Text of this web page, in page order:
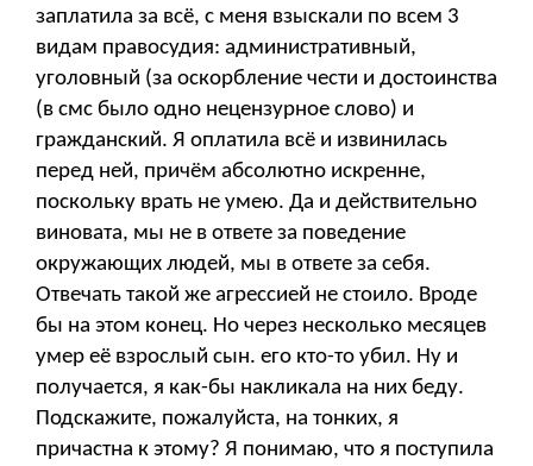
заплатила за всё, с меня взыскали по всем 3
видам правосудия: административный,
уголовный (за оскорбление чести и достоинства
(в смс было одно нецензурное слово) и
гражданский. Я оплатила всё и извинилась
перед ней, причём абсолютно искренне,
поскольку врать не умею. Да и действительно
виновата, мы не в ответе за поведение
окружающих людей, мы в ответе за себя.
Отвечать такой же агрессией не стоило. Вроде
бы на этом конец. Но через несколько месяцев
умер её взрослый сын. его кто-то убил. Ну и
получается, я как-бы накликала на них беду.
Подскажите, пожалуйста, на тонких, я
причастна к этому? Я понимаю, что я поступила